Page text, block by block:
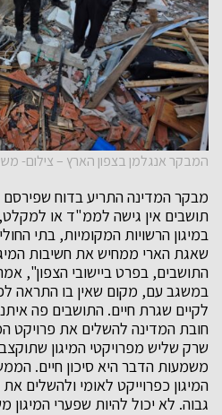
המבקר אנגלמן בצפון הארץ – צילום-
מבקר המדינה התריע בדוח שפירסם
תושבים אין גישה לממ"ד או
במיגון הרשויות המקומיות, בתי
שאגת הארי ממחיש את חשיבות המיגון
התושבים, בפרט ביישובי הצפון",
במשגב עם, מקום שאין בו התראה
לקיים שגרת חיים. התושבים פה
חובת המדינה להשלים את פרויקט
שרק שליש מפרויקטי המיגון
משמעות הדבר היא סיכון חיים.
המיגון כפרוייקט לאומי ולהשלים את
גבוה. לא יכול להיות שפערי